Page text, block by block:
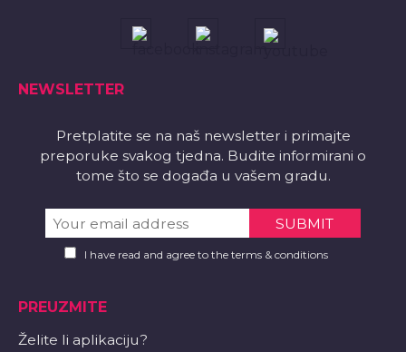
NEWSLETTER
Pretplatite se na naš newsletter i primajte
preporuke svakog tjedna. Budite informirani o
tome što se događa u vašem gradu.
I have read and agree to the terms & conditions
PREUZMITE
Želite li aplikaciju?